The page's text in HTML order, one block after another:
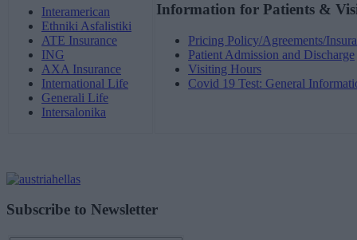
Interamerican
Ethniki Asfalistiki
ATE Insurance
ING
AXA Insurance
International Life
Generali Life
Intersalonika
Information for Patients &
Pricing Policy/Agreements/
Patient Admission and Discharge
Visiting Hours
Covid 19 Test: General
Subscribe to Newsletter